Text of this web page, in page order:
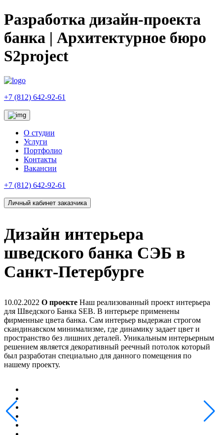
Разработка дизайн-проекта
банка | Архитектурное бюро
S2project
+7 (812) 642-92-61
О студии
Услуги
Портфолио
Контакты
Вакансии
+7 (812) 642-92-61
Личный кабинет заказчика
Дизайн интерьера
шведского банка СЭБ в
Санкт-Петербурге
10.02.2022 О проекте Наш реализованный проект интерьера
для Шведского Банка SEB. В интерьере применены
фирменные цвета банка. Сам интерьер выдержан строгом
скандинавском минимализме, где динамику задает цвет и
пространство без лишних деталей. Уникальным интерьерным
решением является декоративный реечный потолок который
был разработан специально для данного помещения по
нашему проекту.